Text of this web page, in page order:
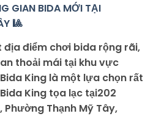
GIAN BIDA MỚI TẠI
🎱
địa điểm chơi bida rộng rãi,
thoải mái tại khu vực
King là một lựa chọn rất
King tọa lạc tại202
Phường Thạnh Mỹ Tây,